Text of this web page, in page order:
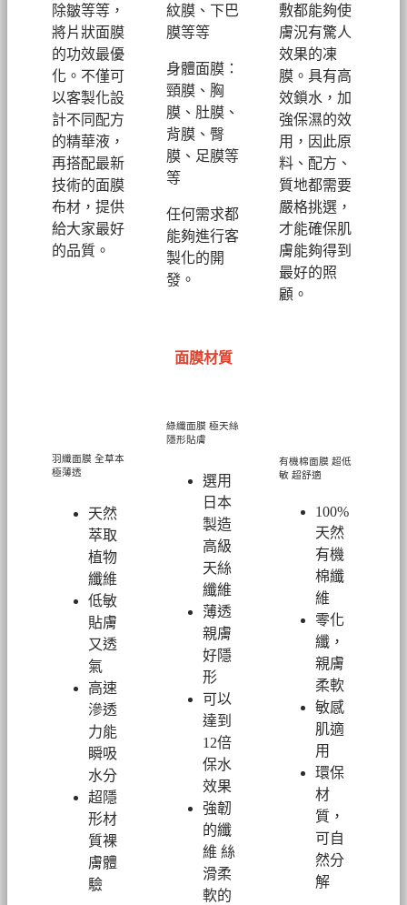
除皺等等，
將片狀面膜
的功效最優
化。不僅可
以客製化設
計不同配方
的精華液，
再搭配最新
技術的面膜
布材，提供
給大家最好
的品質。
紋膜、下巴
膜等等
身體面膜：
頸膜、胸
膜、肚膜、
背膜、臀
膜、足膜等
等
任何需求都
能夠進行客
製化的開
發。
敷都能夠使
膚況有驚人
效果的凍
膜。具有高
效鎖水，加
強保濕的效
用，因此原
料、配方、
質地都需要
嚴格挑選，
才能確保肌
膚能夠得到
最好的照
顧。
面膜材質
羽纖面膜 全草本
極薄透
天然
萃取
植物
纖維
低敏
貼膚
又透
氣
高速
滲透
力能
瞬吸
水分
超隱
形材
質裸
膚體
驗
綠纖面膜 極天絲
隱形貼膚
選用
日本
製造
高級
天絲
纖維
薄透
親膚
好隱
形
可以
達到
12倍
保水
效果
強韌
的纖
維 絲
滑柔
軟的
有機棉面膜 超低
敏 超舒適
100%
天然
有機
棉纖
維
零化
纖，
親膚
柔軟
敏感
肌適
用
環保
材
質，
可自
然分
解